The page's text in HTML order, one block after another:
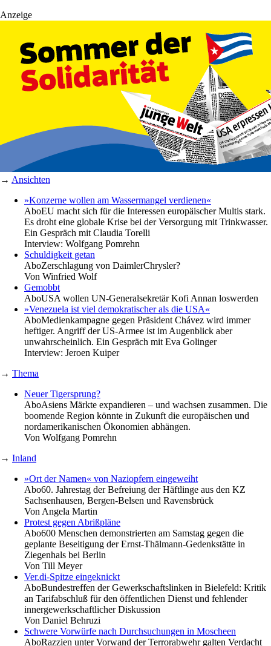
Anzeige
→ Ansichten
»Konzerne wollen am Wassermangel verdienen«
AboEU macht sich für die Interessen europäischer Multis stark.
Es droht eine globale Krise bei der Versorgung mit Trinkwasser.
Ein Gespräch mit Claudia Torelli
Interview: Wolfgang Pomrehn
Schuldigkeit getan
AboZerschlagung von DaimlerChrysler?
Von Winfried Wolf
Gemobbt
AboUSA wollen UN-Generalsekretär Kofi Annan loswerden
»Venezuela ist viel demokratischer als die USA«
AboMedienkampagne gegen Präsident Chávez wird immer
heftiger. Angriff der US-Armee ist im Augenblick aber
unwahrscheinlich. Ein Gespräch mit Eva Golinger
Interview: Jeroen Kuiper
→ Thema
Neuer Tigersprung?
AboAsiens Märkte expandieren – und wachsen zusammen. Die
boomende Region könnte in Zukunft die europäischen und
nordamerikanischen Ökonomien abhängen.
Von Wolfgang Pomrehn
→ Inland
»Ort der Namen« von Naziopfern eingeweiht
Abo60. Jahrestag der Befreiung der Häftlinge aus den KZ
Sachsenhausen, Bergen-Belsen und Ravensbrück
Von Angela Martin
Protest gegen Abrißpläne
Abo600 Menschen demonstrierten am Samstag gegen die
geplante Beseitigung der Ernst-Thälmann-Gedenkstätte in
Ziegenhals bei Berlin
Von Till Meyer
Ver.di-Spitze eingeknickt
AboBundestreffen der Gewerkschaftslinken in Bielefeld: Kritik
an Tarifabschluß für den öffentlichen Dienst und fehlender
innergewerkschaftlicher Diskussion
Von Daniel Behruzi
Schwere Vorwürfe nach Durchsuchungen in Moscheen
AboRazzien unter Vorwand der Terrorabwehr galten Verdacht